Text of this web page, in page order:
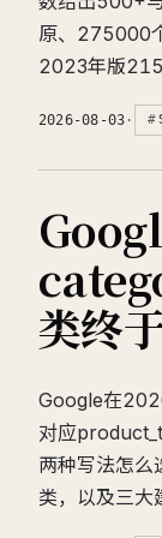
原、275000
2023年版
2026-08-03 ·
类终
Google在
对应
两种写法怎么
类，以及三大